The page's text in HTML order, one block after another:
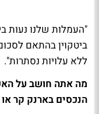
ביטקוין בהתאם
ללא עלויות נסתרות".
מה אתה חושב על
הנכסים בארנק קר או